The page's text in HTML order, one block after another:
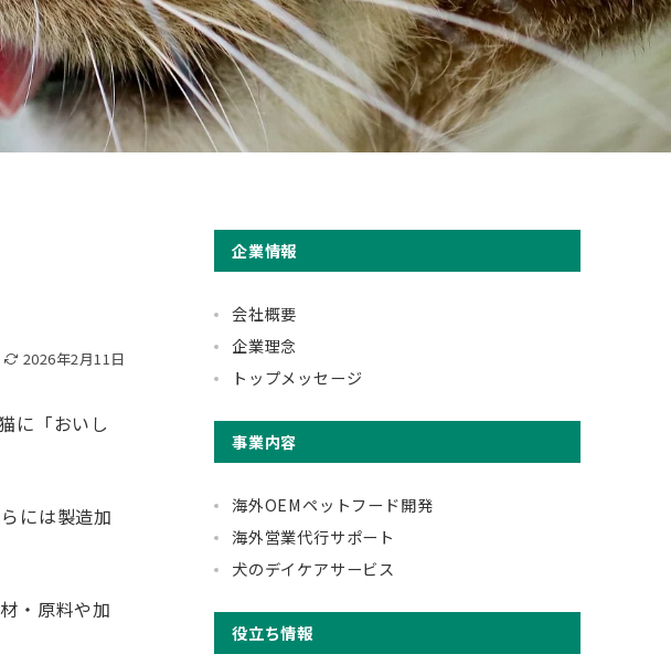
2026年2月11日
に「おいし
には製造加
・原料や加
企業情報
会社概要
企業理念
トップメッセージ
事業内容
海外OEMペットフード開発
海外営業代行サポート
犬のデイケアサービス
役立ち情報